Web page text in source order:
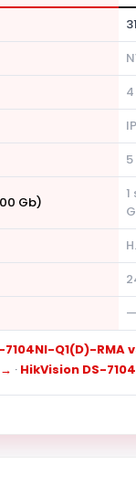
IP
Gb)
—
Q1(D)-RMA
· HikVision DS-